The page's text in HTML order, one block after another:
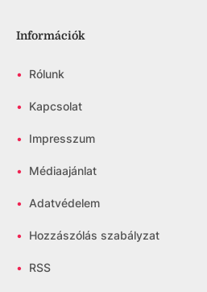
Információk
• Rólunk
• Kapcsolat
• Impresszum
• Médiaajánlat
• Adatvédelem
• Hozzászólás szabályzat
• RSS